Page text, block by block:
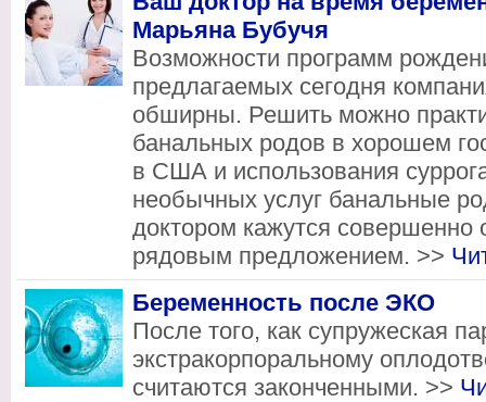
Марьяна Бубучя
Возможности программ
предлагаемых сегодня
обширны. Решить можно
банальных родов в хорошем
в США и использования
необычных услуг банальные
доктором кажутся совершенно
рядовым предложением. >>
Беременность после ЭКО
После того, как супружеская
экстракорпоральному
считаются законченными. >>